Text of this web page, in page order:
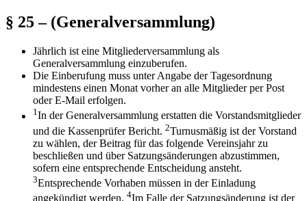
§ 25 – (Generalversammlung)
Jährlich ist eine Mitgliederversammlung als
Generalversammlung einzuberufen.
Die Einberufung muss unter Angabe der Tagesordnung
mindestens einen Monat vorher an alle Mitglieder per Post
oder E-Mail erfolgen.
1In der Generalversammlung erstatten die Vorstandsmitglieder
und die Kassenprüfer Bericht. 2Turnusmäßig ist der Vorstand
zu wählen, der Beitrag für das folgende Vereinsjahr zu
beschließen und über Satzungsänderungen abzustimmen,
sofern eine entsprechende Entscheidung ansteht.
3Entsprechende Vorhaben müssen in der Einladung
angekündigt werden. 4Im Falle der Satzungsänderung ist der